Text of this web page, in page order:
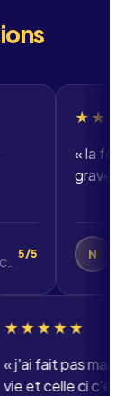
★★★★★
la formation
grave bien.
N Nolan
DWWM -
«j'ai fait
vie et